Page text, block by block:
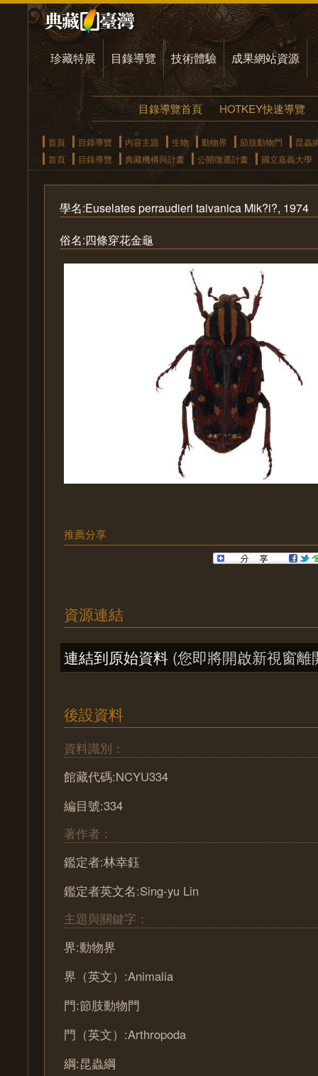
珍藏特展 目錄導覽 技術體驗 成果網站資源
目錄導覽首頁 HOTKEY快速導覽
首頁 目錄導覽 內容主題 生物 動物界 節肢動物門
昆蟲
首頁
目錄導覽 典藏機構與計畫 公開徵選計畫 國立嘉義大學
學名:Euselates perraudieri taivanica Mik?i?, 1974
俗名:四條穿花金龜
推薦分享
資源連結
連結到原始資料 (您即將開啟新視窗離
後設資料
資料識別：
館藏代碼:NCYU334
編目號:334
著作者：
鑑定者:林幸鈺
鑑定者英文名:Sing-yu Lin
主題與關鍵字：
界:動物界
界（英文）:Animalia
門:節肢動物門
門（英文）:Arthropoda
綱:昆蟲綱